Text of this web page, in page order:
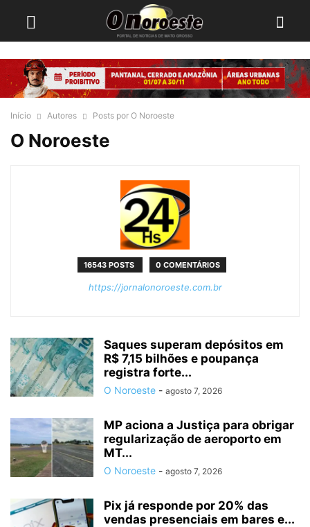
Início Autores Posts por O Noroeste
O Noroeste
16543 POSTS 0 COMENTÁRIOS
https://jornalonoroeste.com.br
Saques superam depósitos em
R$ 7,15 bilhões e poupança
registra forte...
O Noroeste - agosto 7, 2026
MP aciona a Justiça para obrigar
regularização de aeroporto em
MT...
O Noroeste - agosto 7, 2026
Pix já responde por 20% das
vendas presenciais em bares e...